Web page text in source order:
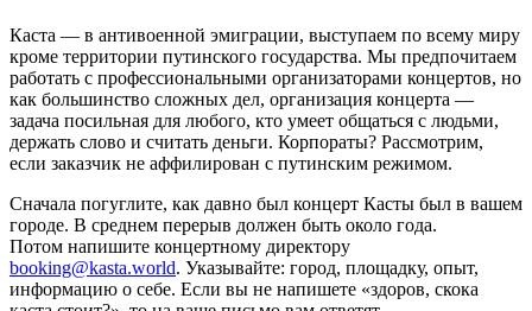
Каста — в антивоенной эмиграции, выступаем по всему миру
кроме территории путинского государства. Мы предпочитаем
работать с профессиональными организаторами концертов, но
как большинство сложных дел, организация концерта —
задача посильная для любого, кто умеет общаться с людьми,
держать слово и считать деньги. Корпораты? Рассмотрим,
если заказчик не аффилирован с путинским режимом.
Сначала погуглите, как давно был концерт Касты был в вашем
городе. В среднем перерыв должен быть около года.
Потом напишите концертному директору
booking@kasta.world. Указывайте: город, площадку, опыт,
информацию о себе. Если вы не напишете «здоров, скока